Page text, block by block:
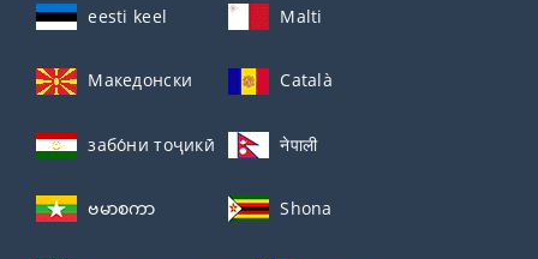
eesti keel Malti
Македонски Català
забо́ни тоҷикӣ́ नेपाली
ဗမာစကာ Shona